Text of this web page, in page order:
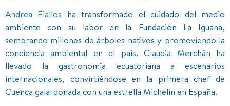
Andrea Fiallos ha transformado el cuidado del medio
ambiente con su labor en la Fundación La Iguana,
sembrando millones de árboles nativos y promoviendo la
conciencia ambiental en el país. Claudia Merchán ha
llevado la gastronomía ecuatoriana a escenarios
internacionales, convirtiéndose en la primera chef de
Cuenca galardonada con una estrella Michelin en España.